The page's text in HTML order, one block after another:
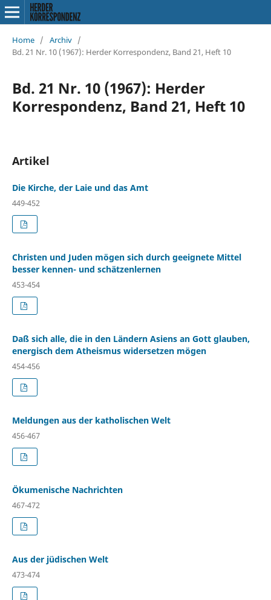
Home / Archiv /
Bd. 21 Nr. 10 (1967): Herder Korrespondenz, Band 21, Heft 10
Bd. 21 Nr. 10 (1967): Herder
Korrespondenz, Band 21, Heft 10
Artikel
Die Kirche, der Laie und das Amt
449-452
Christen und Juden mögen sich durch geeignete Mittel
besser kennen- und schätzenlernen
453-454
Daß sich alle, die in den Ländern Asiens an Gott glauben,
energisch dem Atheismus widersetzen mögen
454-456
Meldungen aus der katholischen Welt
456-467
Ökumenische Nachrichten
467-472
Aus der jüdischen Welt
473-474